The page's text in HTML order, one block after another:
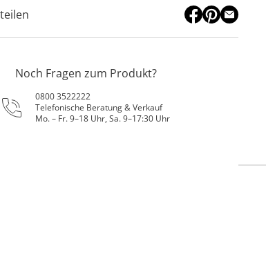
Noch Fragen zum Produkt?
0800 3522222
Telefonische Beratung & Verkauf
Mo. – Fr. 9–18 Uhr, Sa. 9–17:30 Uhr